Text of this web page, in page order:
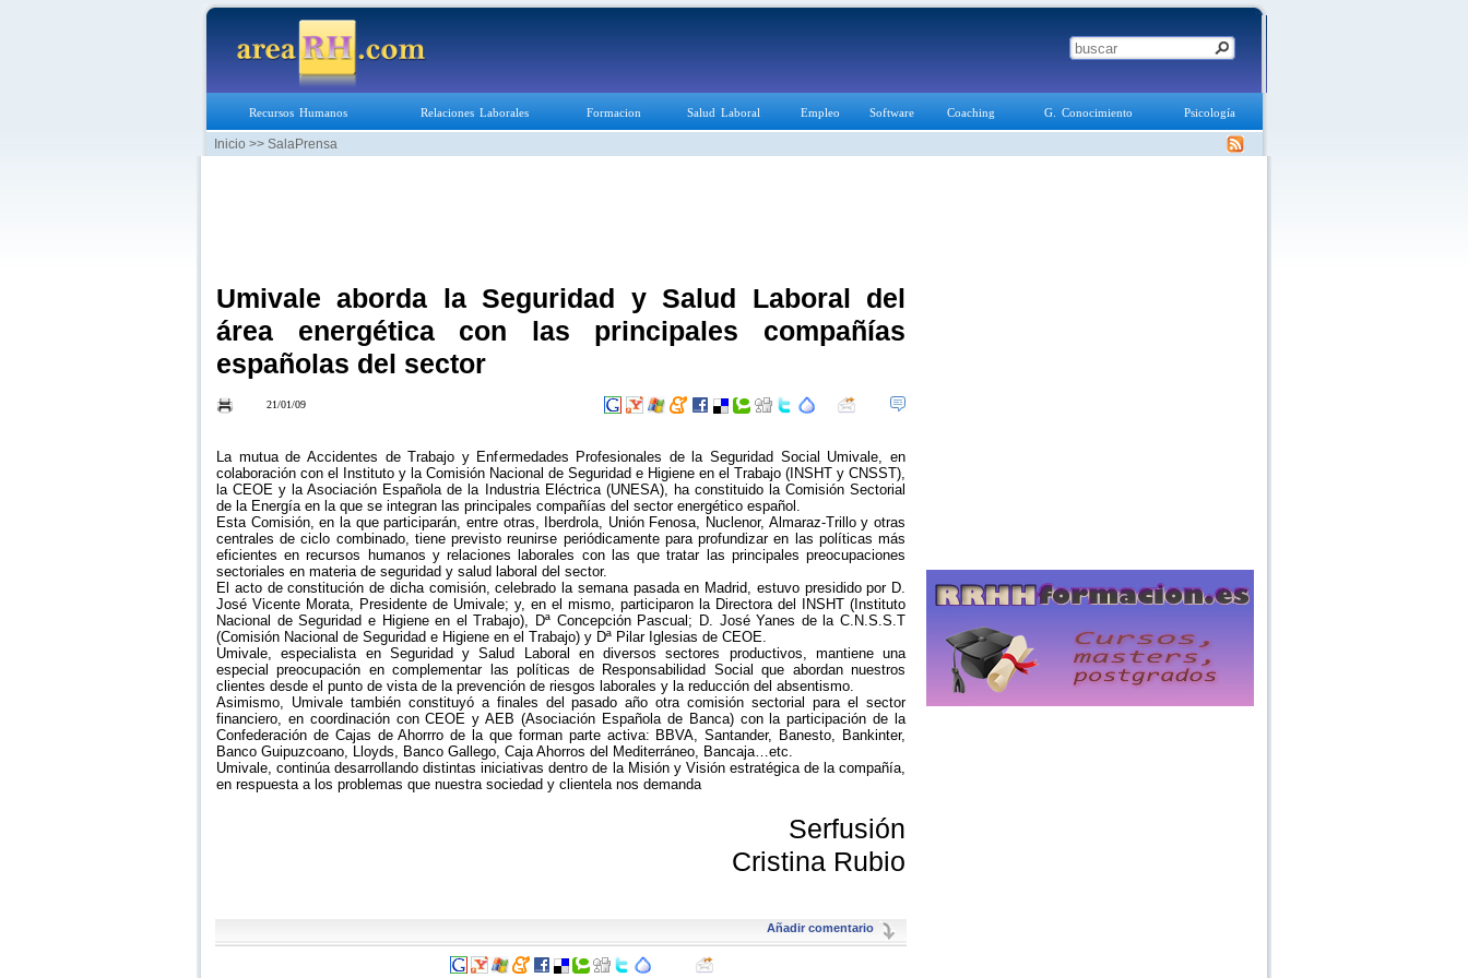
Recursos Humanos Relaciones Laborales Formacion Salud Laboral Empleo Software Coaching G. Conocimiento Psicología
Inicio >> SalaPrensa
Umivale aborda la Seguridad y Salud Laboral del
área energética con las principales compañías
españolas del sector
21/01/09
La mutua de Accidentes de Trabajo y Enfermedades Profesionales de la Seguridad Social Umivale, en
colaboración con el Instituto y la Comisión Nacional de Seguridad e Higiene en el Trabajo (INSHT y CNSST),
la CEOE y la Asociación Española de la Industria Eléctrica (UNESA), ha constituido la Comisión Sectorial
de la Energía en la que se integran las principales compañías del sector energético español.
Esta Comisión, en la que participarán, entre otras, Iberdrola, Unión Fenosa, Nuclenor, Almaraz-Trillo y otras
centrales de ciclo combinado, tiene previsto reunirse periódicamente para profundizar en las políticas más
eficientes en recursos humanos y relaciones laborales con las que tratar las principales preocupaciones
sectoriales en materia de seguridad y salud laboral del sector.
El acto de constitución de dicha comisión, celebrado la semana pasada en Madrid, estuvo presidido por D.
José Vicente Morata, Presidente de Umivale; y, en el mismo, participaron la Directora del INSHT (Instituto
Nacional de Seguridad e Higiene en el Trabajo), Dª Concepción Pascual; D. José Yanes de la C.N.S.S.T
(Comisión Nacional de Seguridad e Higiene en el Trabajo) y Dª Pilar Iglesias de CEOE.
Umivale, especialista en Seguridad y Salud Laboral en diversos sectores productivos, mantiene una
especial preocupación en complementar las políticas de Responsabilidad Social que abordan nuestros
clientes desde el punto de vista de la prevención de riesgos laborales y la reducción del absentismo.
Asimismo, Umivale también constituyó a finales del pasado año otra comisión sectorial para el sector
financiero, en coordinación con CEOE y AEB (Asociación Española de Banca) con la participación de la
Confederación de Cajas de Ahorrro de la que forman parte activa: BBVA, Santander, Banesto, Bankinter,
Banco Guipuzcoano, Lloyds, Banco Gallego, Caja Ahorros del Mediterráneo, Bancaja…etc.
Umivale, continúa desarrollando distintas iniciativas dentro de la Misión y Visión estratégica de la compañía,
en respuesta a los problemas que nuestra sociedad y clientela nos demanda
Serfusión
Cristina Rubio
Añadir comentario